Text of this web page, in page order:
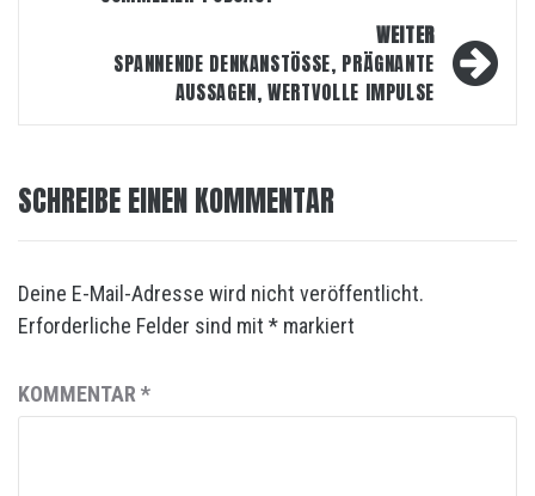
WEITER
SPANNENDE DENKANSTÖSSE, PRÄGNANTE
AUSSAGEN, WERTVOLLE IMPULSE
SCHREIBE EINEN KOMMENTAR
Deine E-Mail-Adresse wird nicht veröffentlicht.
Erforderliche Felder sind mit * markiert
KOMMENTAR *